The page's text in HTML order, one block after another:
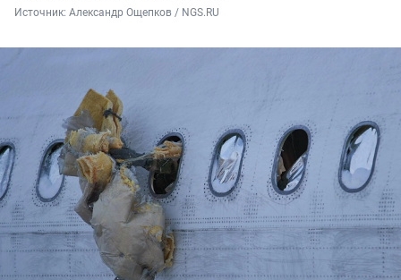
Источник: Александр Ощепков / NGS.RU